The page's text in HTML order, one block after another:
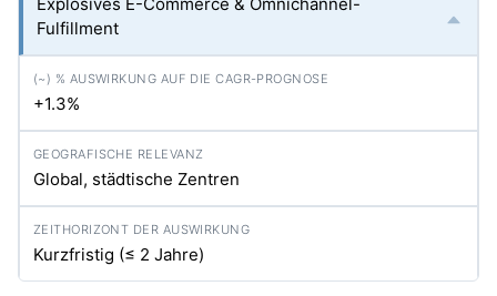
Fulfillment
+1.3%
Global, städtische Zentren
Kurzfristig (≤ 2 Jahre)